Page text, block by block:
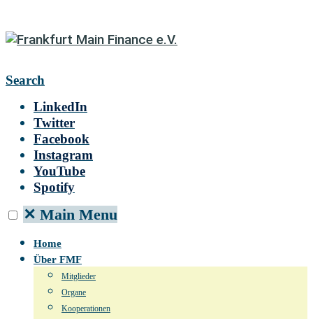
Search
LinkedIn
Twitter
Facebook
Instagram
YouTube
Spotify
✕ Main Menu
Home
Über FMF
Mitglieder
Organe
Kooperationen